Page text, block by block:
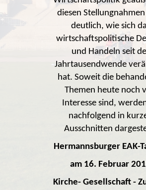
diesen
deutlich, wie sich
wirtschaftspolitische
und Handeln seit
Jahrtausendwende
hat. Soweit die
Themen heute noch
Interesse sind,
nachfolgend in
Ausschnitten
Hermannsburger EAK-
am 16. Februar
Kirche- Gesellschaft -